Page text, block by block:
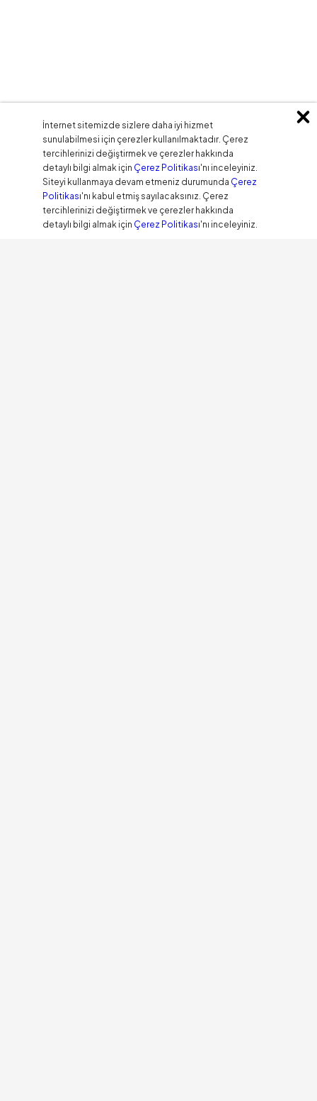
İnternet sitemizde sizlere daha iyi hizmet
sunulabilmesi için çerezler kullanılmaktadır. Çerez
tercihlerinizi değiştirmek ve çerezler hakkında
detaylı bilgi almak için Çerez Politikası'nı inceleyiniz.
Siteyi kullanmaya devam etmeniz durumunda Çerez
Politikası'nı kabul etmiş sayılacaksınız. Çerez
tercihlerinizi değiştirmek ve çerezler hakkında
detaylı bilgi almak için Çerez Politikası'nı inceleyiniz.